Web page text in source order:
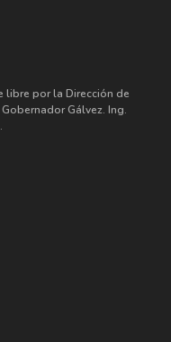
libre por la Dirección de
Gálvez. Ing.